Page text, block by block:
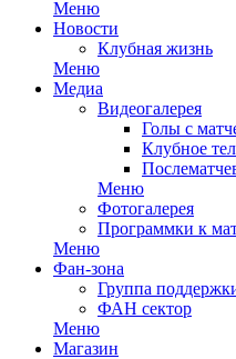
Меню
Новости
Клубная жизнь
Меню
Медиа
Видеогалерея
Голы с
Клубное
Меню
Фотогалерея
Программки к
Меню
Фан-зона
Группа
ФАН сектор
Меню
Магазин